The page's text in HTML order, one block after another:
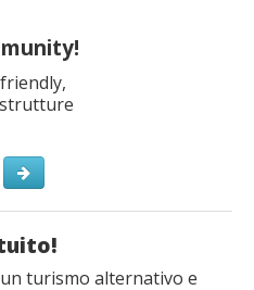
turismo alternativo e